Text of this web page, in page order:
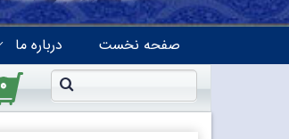
صفحه نخست درباره ما
۰